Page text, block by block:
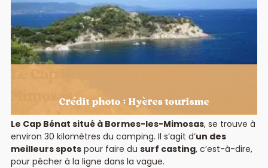
Crédit photo : Hyères tourisme
Mimosas
Le Cap Bénat situé à Bormes-les-Mimosas, se trouve à
environ 30 kilomètres du camping. Il s’agit d’un des
meilleurs spotspour faire du surf casting, c’est-à-dire,
pour pêcher à la ligne dans la vague.